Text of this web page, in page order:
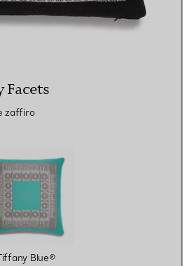
zaffiro
Blue®